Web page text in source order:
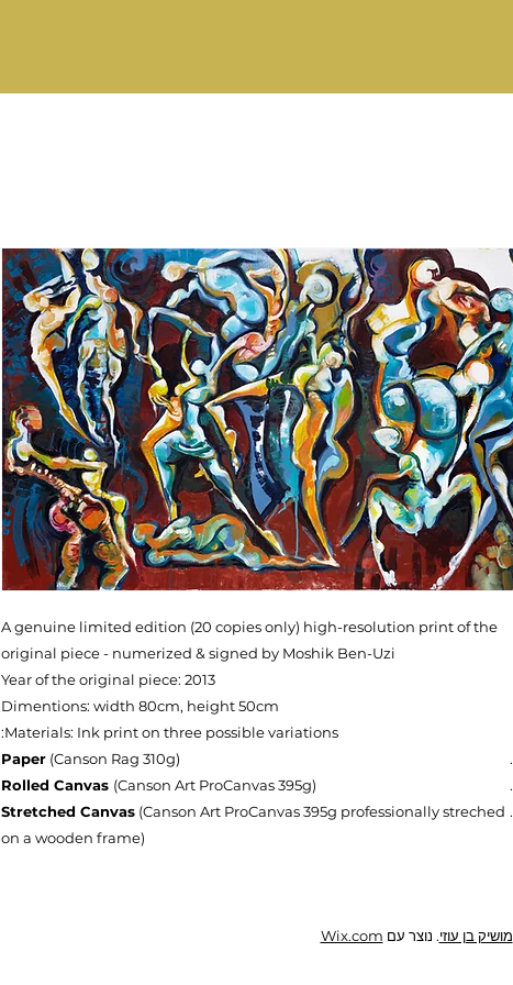
A genuine limited edition (20 copies only) high-resolution print of the
original piece - numerized & signed by Moshik Ben-Uzi
Year of the original piece: 2013
Dimentions: width 80cm, height 50cm
Materials: Ink print on three possible variations:
Paper (Canson Rag 310g)
Rolled Canvas (Canson Art ProCanvas 395g)
Stretched Canvas (Canson Art ProCanvas 395g professionally streched
on a wooden frame)
מושיק בן עוזי. נוצר עם Wix.com